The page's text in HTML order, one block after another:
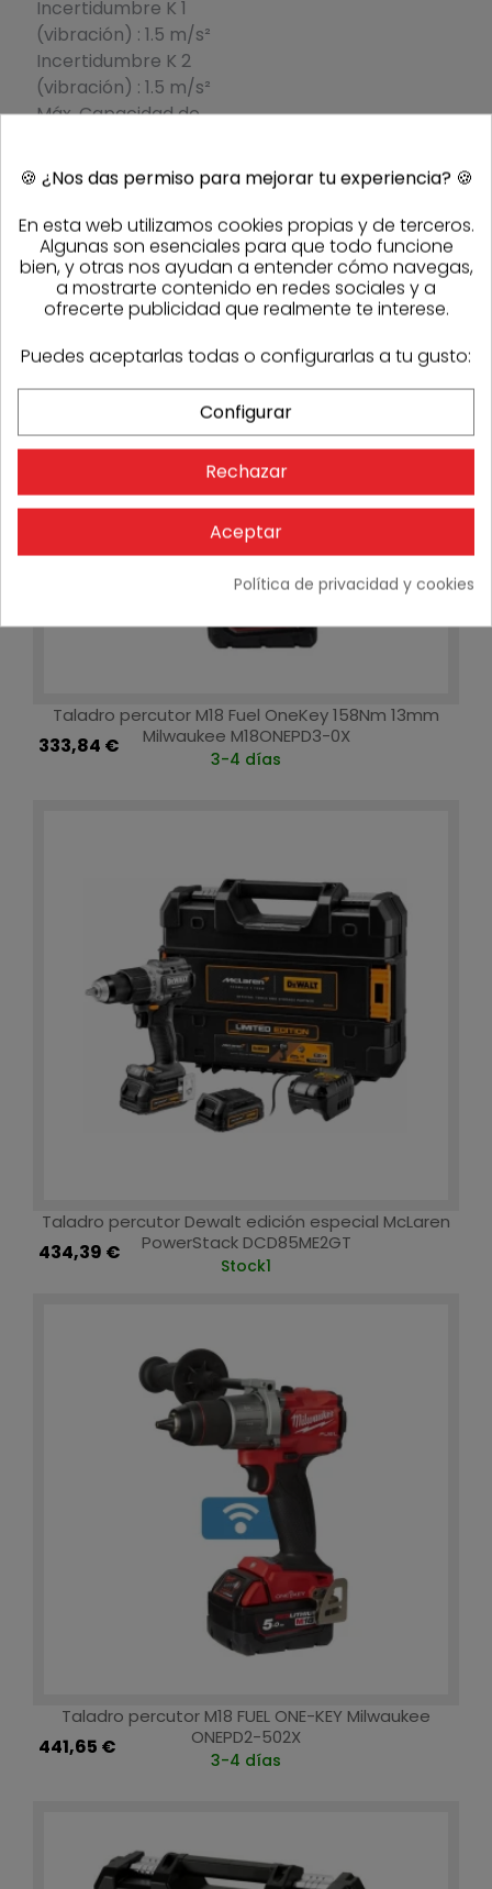
Incertidumbre K 1
(vibración) : 1.5 m/s²
Incertidumbre K 2
(vibración) : 1.5 m/s²
Máx. Capacidad de
mm
PRODUCTOS DE LA MISMA CATEGORÍA
Taladro percutor M18 Fuel OneKey 158Nm 13mm
Milwaukee M18ONEPD3-0X
333,84 €
3-4 días
Taladro percutor Dewalt edición especial McLaren
PowerStack DCD85ME2GT
434,39 €
Stock1
Taladro percutor M18 FUEL ONE-KEY Milwaukee
ONEPD2-502X
441,65 €
3-4 días
🍪 ¿Nos das permiso para mejorar tu experiencia? 🍪
En esta web utilizamos cookies propias y de terceros.
Algunas son esenciales para que todo funcione
bien, y otras nos ayudan a entender cómo navegas,
a mostrarte contenido en redes sociales y a
ofrecerte publicidad que realmente te interese.
Puedes aceptarlas todas o configurarlas a tu gusto:
Configurar
Rechazar
Aceptar
Política de privacidad y cookies